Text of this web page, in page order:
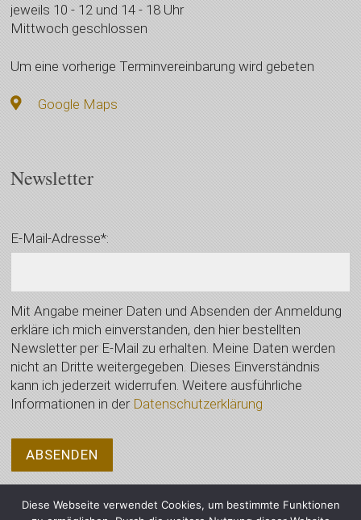
jeweils 10 - 12 und 14 - 18 Uhr
Mittwoch geschlossen
Um eine vorherige Terminvereinbarung wird gebeten
Google Maps
Newsletter
E-Mail-Adresse*:
Mit Angabe meiner Daten und Absenden der Anmeldung
erkläre ich mich einverstanden, den hier bestellten
Newsletter per E-Mail zu erhalten. Meine Daten werden
nicht an Dritte weitergegeben. Dieses Einverständnis
kann ich jederzeit widerrufen. Weitere ausführliche
Informationen in der Datenschutzerklärung
Diese Webseite verwendet Cookies, um bestimmte Funktionen